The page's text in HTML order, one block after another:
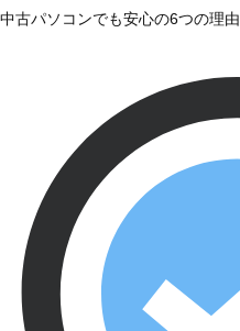
中古パソコンでも安心の6つの理由